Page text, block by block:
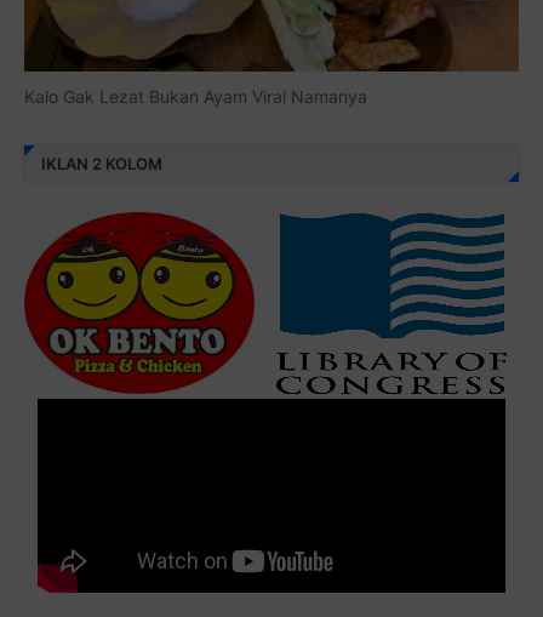
Kalo Gak Lezat Bukan Ayam Viral Namanya
IKLAN 2 KOLOM